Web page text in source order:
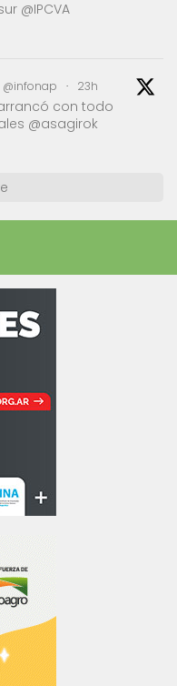
@IPCVA
@infonap · 23h
con todo
@asagirok